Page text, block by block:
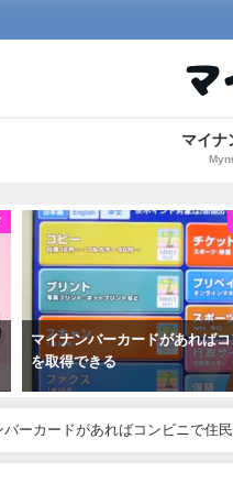
マイナ
マイナンバーカードがあれば
を取得できる
バーカードがあればコンビニで住